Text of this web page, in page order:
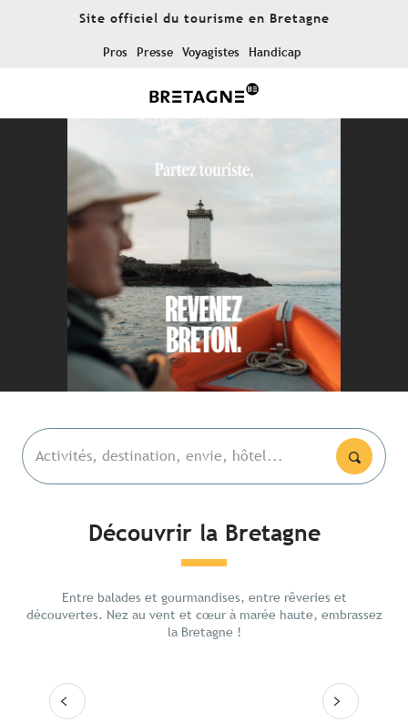
Site officiel du tourisme en Bretagne
Pros Presse Voyagistes Handicap
Activités, destination, envie, hôtel...
Découvrir la Bretagne
Entre balades et gourmandises, entre rêveries et
découvertes. Nez au vent et cœur à marée haute, embrassez
la Bretagne !
Les lieux emblématiques
Lire la suite
Lire la suite
Les 10 destinations
Itinéraires